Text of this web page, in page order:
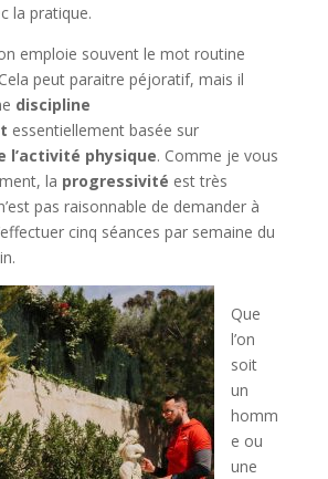
la pratique.
emploie souvent le mot routine
peut paraitre péjoratif, mais il
discipline
essentiellement basée sur
l’activité physique. Comme je vous
la progressivité est très
pas raisonnable de demander à
cinq séances par semaine du
Que
l’on
soit
un
homm
e ou
une